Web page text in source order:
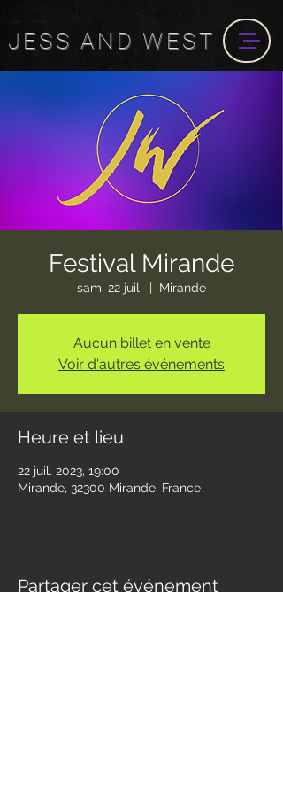
JESSAND WEST
Festival Mirande
sam. 22 juil.
  |
Mirande
Aucun billet en vente
Voir d'autres événements
Heure et lieu
22 juil. 2023, 19:00
Mirande, 32300 Mirande, France
Partager cet événement